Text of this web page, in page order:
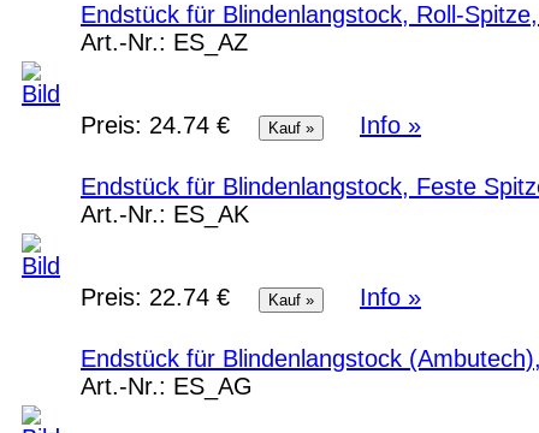
Endstück für Blindenlangstock, Roll-
Art.-Nr.: ES_AZ
Preis: 24.74 € Info »
Endstück für Blindenlangstock, Feste
Art.-Nr.: ES_AK
Preis: 22.74 € Info »
Endstück für Blindenlangstock
Art.-Nr.: ES_AG